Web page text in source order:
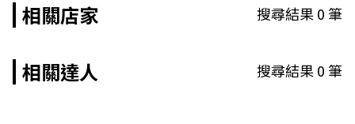
相關店家 搜尋結果0筆
相關達人 搜尋結果0筆